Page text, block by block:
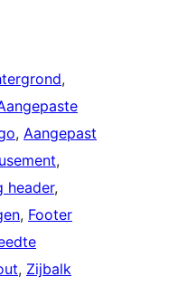
, Aangepast
header
, Footer
, Zijbalk